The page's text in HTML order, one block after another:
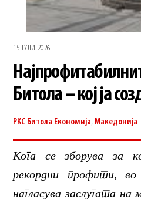
15 ЈУЛИ 2026
Битола – кој ја
РКС Битола Економија Македонија
Кога се зборува за
рекордни профити,
нагласува заслугата